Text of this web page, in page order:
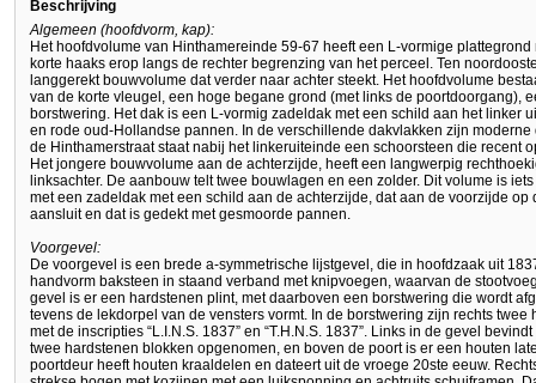
Beschrijving
Algemeen (hoofdvorm, kap):
Het hoofdvolume van Hinthamereinde 59-67 heeft een L-vormige
korte haaks erop langs de rechter begrenzing van het perceel. Ten
langgerekt bouwvolume dat verder naar achter steekt. Het hoofdvolume
van de korte vleugel, een hoge begane grond (met links de poortdoorgang),
borstwering. Het dak is een L-vormig zadeldak met een schild aan het linker
en rode oud-Hollandse pannen. In de verschillende dakvlakken zijn
de Hinthamerstraat staat nabij het linkeruiteinde een schoorsteen die recent
Het jongere bouwvolume aan de achterzijde, heeft een langwerpig
linksachter. De aanbouw telt twee bouwlagen en een zolder. Dit volume is
met een zadeldak met een schild aan de achterzijde, dat aan de voorzijde
aansluit en dat is gedekt met gesmoorde pannen.
Voorgevel:
De voorgevel is een brede a-symmetrische lijstgevel, die in hoofdzaak uit
handvorm baksteen in staand verband met knipvoegen, waarvan de
gevel is er een hardstenen plint, met daarboven een borstwering die wordt
tevens de lekdorpel van de vensters vormt. In de borstwering zijn rechts
met de inscripties “L.I.N.S. 1837” en “T.H.N.S. 1837”. Links in de gevel
twee hardstenen blokken opgenomen, en boven de poort is er een houten
poortdeur heeft houten kraaldelen en dateert uit de vroege 20ste eeuw.